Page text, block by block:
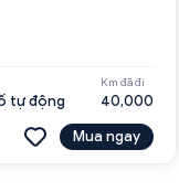
tự động
Km đã đi
40,000
Mua ngay